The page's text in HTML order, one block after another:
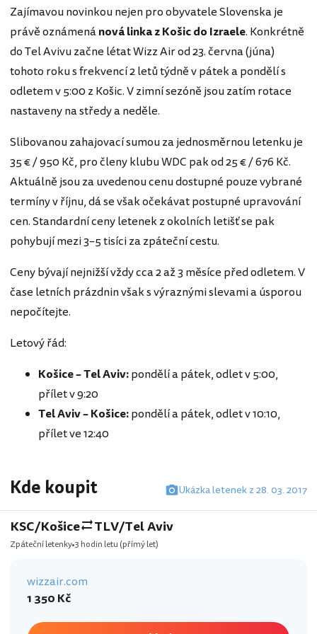
Zajímavou novinkou nejen pro obyvatele Slovenska je
právě oznámenánová linka z Košic do Izraele. Konkrétně
do Tel Avivu začne létat Wizz Air od 23. června (júna)
tohoto roku s frekvencí 2 letů týdně v pátek a pondělí s
odletem v 5:00 z Košic. V zimní sezóně jsou zatím rotace
nastaveny na středy a neděle.
Slibovanou zahajovací sumou za jednosměrnou letenku je
35 € / 950 Kč, pro členy klubu WDC pak od 25 € / 676 Kč.
Aktuálně jsou za uvedenou cenu dostupné pouze vybrané
termíny v říjnu, dá se však očekávat postupné upravování
cen. Standardní ceny letenek z okolních letišť se pak
pohybují mezi 3–5 tisíci za zpáteční cestu.
Ceny bývají nejnižší vždy cca 2 až 3 měsíce před odletem. V
čase letních prázdnin však s výraznými slevami a úsporou
nepočítejte.
Letový řád:
Košice – Tel Aviv:pondělí a pátek, odlet v 5:00,
přílet v 9:20
Tel Aviv – Košice:pondělí a pátek, odlet v 10:10,
přílet ve 12:40
Kde koupit Ukázka letenek z 28. 03. 2017
KSC/Košice TLV/Tel Aviv
Zpáteční letenky 3 hodin letu (přímý let)
wizzair.com
1 350 Kč